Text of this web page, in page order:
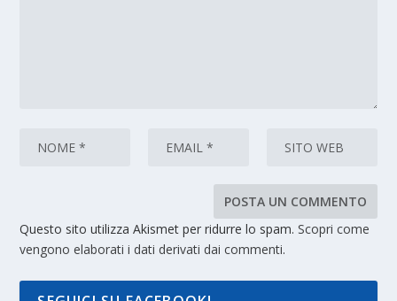
Questo sito utilizza Akismet per ridurre lo spam.Scopri come
vengono elaborati i dati derivati dai commenti.